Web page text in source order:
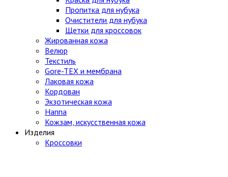
Пропитка для нубука
Очистители для нубука
Щетки для кроссовок
Жированная кожа
Велюр
Текстиль
Gore-TEX и мембрана
Лаковая кожа
Кордован
Экзотическая кожа
Наппа
Кожзам, искусственная кожа
Изделия
Кроссовки